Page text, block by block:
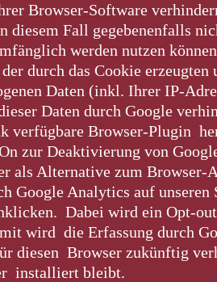
Browser-Software
diesem Fall gegebenenfalls
werden nutzen
durch das Cookie
Daten (inkl. Ihrer IP-
Daten durch Google
verfügbare Browser-Plugin
zur Deaktivierung von
als Alternative zum Browser-
Google Analytics auf
Dabei wird ein Opt-
wird die Erfassung durch
diesen Browser zukünftig
installiert bleibt.